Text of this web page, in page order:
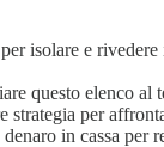
isolare e
questo elenco al
strategia per
in cassa per